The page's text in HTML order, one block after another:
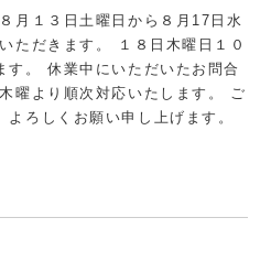
月１３日土曜日から８月17日水
ただきます。 １８日木曜日１０
す。 休業中にいただいたお問合
曜より順次対応いたします。 ご
ろしくお願い申し上げます。